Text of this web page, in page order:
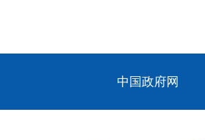
中国政府网